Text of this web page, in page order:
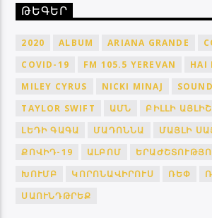
ԹԵԳԵՐ
2020 ALBUM ARIANA GRANDE
COVID-19
FM 105.5 YEREVAN
HAI
MILEY CYRUS
NICKI MINAJ
TAYLOR SWIFT
ԱՄՆ ԲԻԼԼԻ ԱՅԼԻՇ
ԼԵԴԻ ԳԱԳԱ
ՄԱԴՈՆՆԱ
ՄԱՅԼԻ
ՔՈՎԻԴ-19
ԱԼԲՈՄ
ԽՈՒՄԲ
ԿՈՐՈՆԱՎԻՐՈՒՍ ՌԵՓ
ՍԱՈՒՆԴԹՐԵՔ